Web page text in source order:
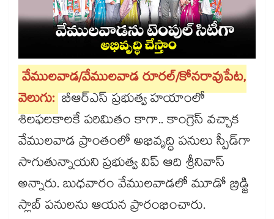
వేములవాడ/వేములవాడ రూరల్‌‌‌‌/కోనరావుపేట,
వెలుగు:బీఆర్ఎస్​ ప్రభుత్వ హయాంలో
శిలఫలకాలకే పరిమితం కాగా.. కాంగ్రెస్​ వచ్చాక
వేములవాడ ప్రాంతంలో అభివృద్ధి పనులు స్పీడ్‌‌‌‌గా
సాగుతున్నాయని ప్రభుత్వ విప్​ ఆది శ్రీనివాస్​
అన్నారు. బుధవారం వేములవాడలో మూడో బ్రిడ్జి
స్లాబ్ పనులను ఆయన ప్రారంభించారు.